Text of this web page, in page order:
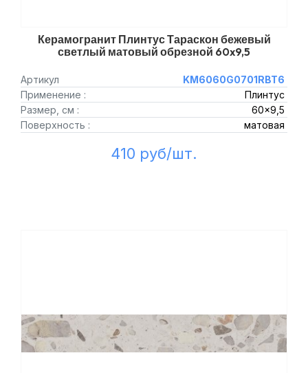
Керамогранит Плинтус Тараскон бежевый
светлый матовый обрезной 60x9,5
Артикул
KM6060G0701RBT6
Применение :
Плинтус
Размер, см :
60x9,5
Поверхность :
матовая
410 руб/шт.